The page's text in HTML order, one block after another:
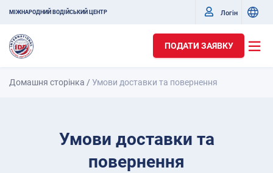
МІЖНАРОДНИЙ ВОДІЙСЬКИЙ ЦЕНТР Логін
ПОДАТИ ЗАЯВКУ
Домашня сторінка /Умови доставки та повернення
Умови доставки та
повернення